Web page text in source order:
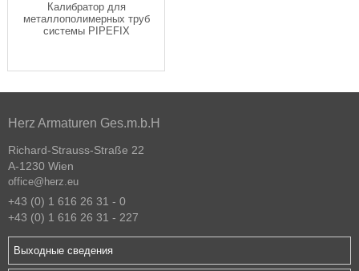
Калибратор для
металлополимерных труб
системы PIPEFIX
Herz Armaturen Ges.m.b.H
Richard-Strauss-Straße 22
A-1230 Wien
office@herz.eu
+43 (0) 1 616 26 31 - 0
+43 (0) 1 616 26 31 - 227
Выходные сведения